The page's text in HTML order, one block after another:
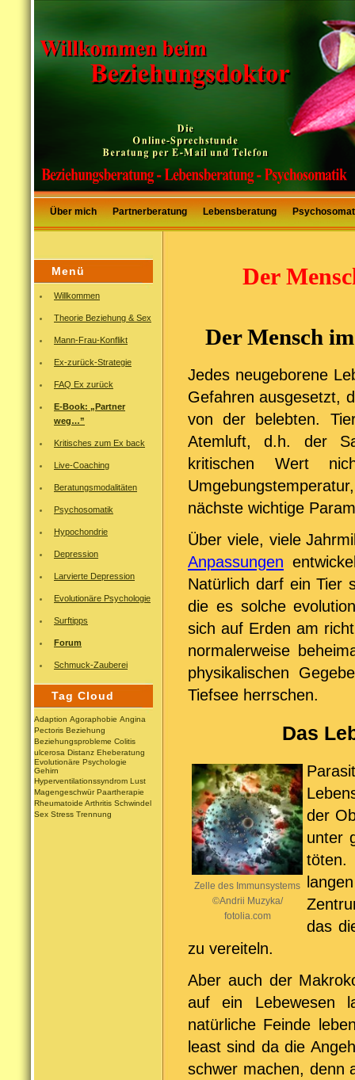
Über mich Partnerberatung Lebensberatung
Menü
Willkommen
Theorie Beziehung & Sex
Mann-Frau-Konflikt
Ex-zurück-Strategie
FAQ Ex zurück
E-Book: „Partner
weg…”
Kritisches zum Ex back
Live-Coaching
Beratungsmodalitäten
Psychosomatik
Hypochondrie
Depression
Larvierte Depression
Evolutionäre Psychologie
Surftipps
Forum
Schmuck-Zauberei
Tag Cloud
Adaption Agoraphobie Angina
Pectoris Beziehung
Beziehungsprobleme Colitis
ulcerosa Distanz Eheberatung
Evolutionäre Psychologie
Gehirn
Hyperventilationssyndrom Lust
Magengeschwür Paartherapie
Rheumatoide Arthritis Schwindel
Sex Stress Trennung
Der
Der Mensch
Jedes neugeborene
Gefahren ausgesetzt,
von der belebten.
Atemluft, d.h. der
kritischen Wert
nächste wichtige
Über viele, viele
Anpassungen
Natürlich darf ein Tier
die es solche
sich auf Erden am
normalerweise
physikalischen
Tiefsee herrschen.
Das
Zelle des Immunsystems
©Andrii Muzyka/
fotolia.com
der
unter
töten.
das
zu vereiteln.
Aber auch der
auf ein Lebewesen
natürliche Feinde
least sind da die
schwer machen, denn